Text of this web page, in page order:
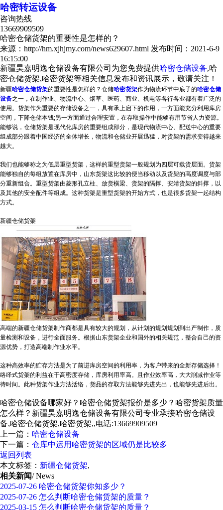
哈密转运设备
咨询热线
13669909509
哈密仓储货架的重要性是怎样的？
来源：http://hm.xjhjmy.com/news629607.html 发布时间：2021-6-9
16:15:00
新疆昊嘉明逸仓储设备有限公司为您免费提供哈密仓储设备,哈
密仓储货架,哈密货架等相关信息发布和资讯展示，敬请关注！
新疆哈密仓储货架的重要性是怎样的？仓储哈密货架作为物流环节中底子的哈密仓储
设备之一，在制作业、物流中心、烟草、医药、商业、机电等各行各业都有着广泛的
使用。货架作为重要的存储设备之一，具有承上启下的作用，一方面能充分利用库房
空间，下降仓储本钱;另一方面通过合理安置，在存取操作中能够有用节省人力资源。
能够说，仓储货架是现代化库房的重要组成部分，是现代物流中心、配送中心的重要
组成部分跟着中国经济的全体增长，物流和仓储业开展迅猛，对货架的需求变得越来
越大。
我们也能够称之为低层重型货架，这样的重型货架一般规划为四层可载货层面。货架
能够独自的每组放置在库房中，山东货架这比较的便当移动以及货架的高度调度与部
分重新组合。重型货架由菱形孔立柱、放货横梁、货架的隔撑、安靖货架的斜撑，以
及其他的安全配件等组成。这种货架是重型货架的开始方式，也是很多货架一起结构
方式。
新疆仓储货架
高端的新疆仓储货架制作商都是具有较大的规划，从计划的规划规划到出产制作，质
量检测和设备，进行全面服务。根据山东货架企业和国外的相关规范，整合自己的资
源优势，打造高端制作业水平。
这种高效率的贮存方法是为了前进库房空间的利用率，为客户带来的全新存储选择！
络绎式货架的利益在于高密度存储，库房利用率高。且作业效率高，大大削减作业等
待时间。此种货架作业方法活络，货品的存取方法能够先进先出，也能够先进后出。
哈密仓储设备哪家好？哈密仓储货架报价是多少？哈密货架质量
怎么样？新疆昊嘉明逸仓储设备有限公司专业承接哈密仓储设
备,哈密仓储货架,哈密货架,,电话:13669909509
上一篇： 哈密仓储设备
下一篇： 仓库中运用哈密货架的区域仍是比较多
返回列表
本文标签： 新疆仓储货架,
相关新闻/ News
2025-07-26 哈密仓储货架你知多少？
2025-07-26 怎么判断哈密仓储货架的质量？
2025-03-15 怎么判断哈密仓储货架的质量？